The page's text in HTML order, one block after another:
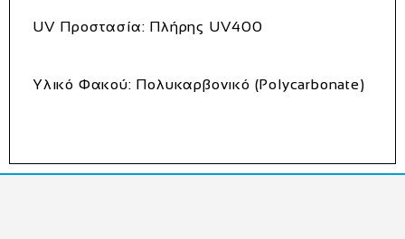
UV Προστασία: Πλήρης UV400
Υλικό Φακού: Πολυκαρβονικό (Polycarbonate)